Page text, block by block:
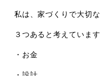
私は、家づくりで大切
３つあると考えています
・お金